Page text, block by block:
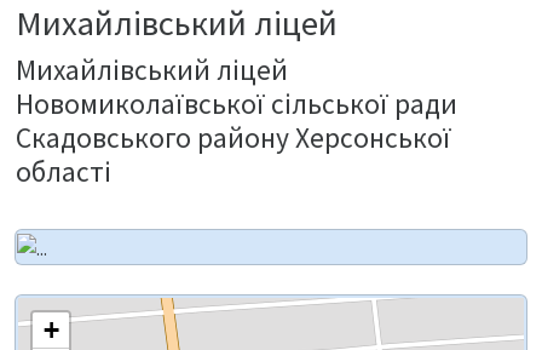
Михайлівський ліцей
Михайлівський ліцей
Новомиколаївської сільської ради
Скадовського району Херсонської
області
+